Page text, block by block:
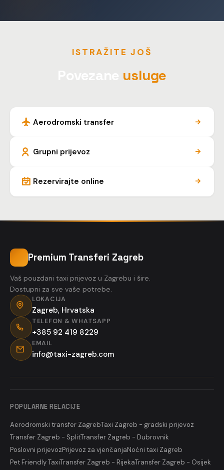
ISTRAŽITE JOŠ
usluge
Aerodromski transfer
Grupni prijevoz
Rezervirajte online
Premium Transferi Zagreb
Vaš pouzdani taxi prijevoz u Zagrebu i šire.
Dostupni za sve vaše potrebe.
LOKACIJA
Zagreb, Hrvatska
TELEFON & WHATSAPP
+385 92 419 8229
EMAIL
info@taxi-zagreb.com
POPULARNE RELACIJE
Aerodromski transfer ZagrebTaxi Zagreb - gradski prijevoz
Transfer Zagreb - SplitTransfer Zagreb - Dubrovnik
Poslovni prijevozPrijevoz za vjenčanjaNoćni taxi Zagreb
Pet Friendly TaxiTransfer Zagreb - RijekaTransfer Zagreb - Osijek